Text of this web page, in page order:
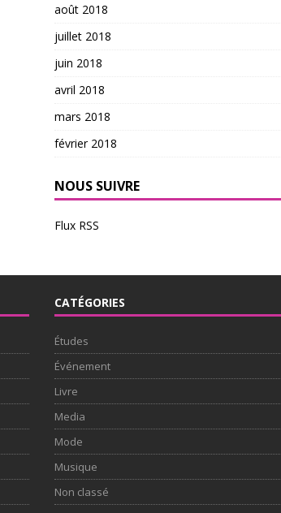
août 2018
juillet 2018
juin 2018
avril 2018
mars 2018
février 2018
NOUS SUIVRE
Flux RSS
CATÉGORIES
Études
Événement
Livre
Media
Mode
Musique
Non classé